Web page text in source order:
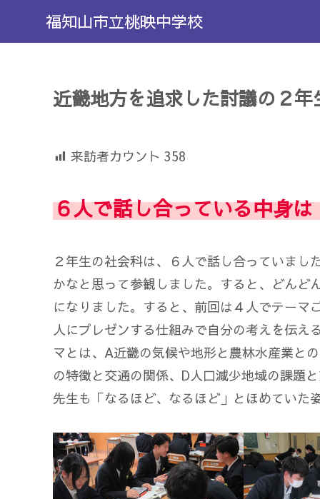
福知山市立桃映中学校
近畿地方を追求した討議の２年
来訪者カウント 358
６人で話し合っている中身は
２年生の社会科は、６人で話し合っていま
かなと思って参観しました。すると、どん
になりました。すると、前回は４人でテー
人にプレゼンする仕組みで自分の考えを伝
マとは、A近畿の気候や地形と農林水産業と
の特徴と交通の関係、D人口減少地域の課題
先生も「なるほど、なるほど」とほめていた